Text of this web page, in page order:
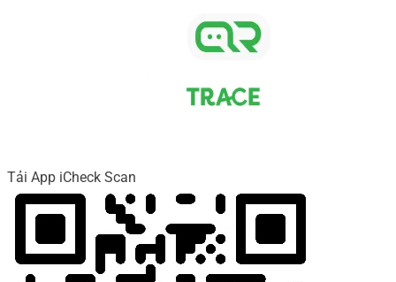
Tải App iCheck Scan